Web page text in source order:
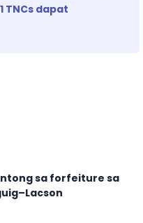
TNCs dapat
sa forfeiture sa